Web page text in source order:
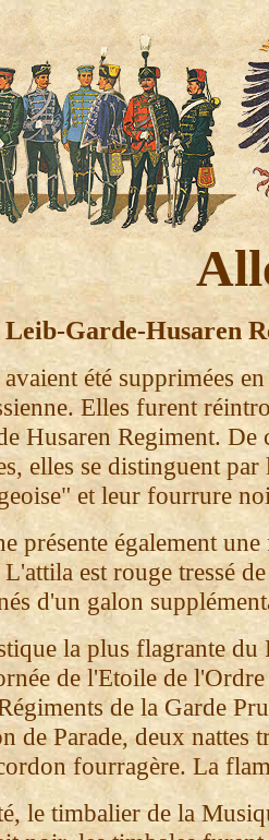
Leib-Garde-Husaren
été supprimées
Elles furent
Husaren Regiment. De
elles se distinguent
et leur fourrure
présente également
est rouge tressé
d'un galon
la plus flagrante du
de l'Etoile de
de la Garde
de Parade, deux nattes
fourragère. La
le timbalier de la